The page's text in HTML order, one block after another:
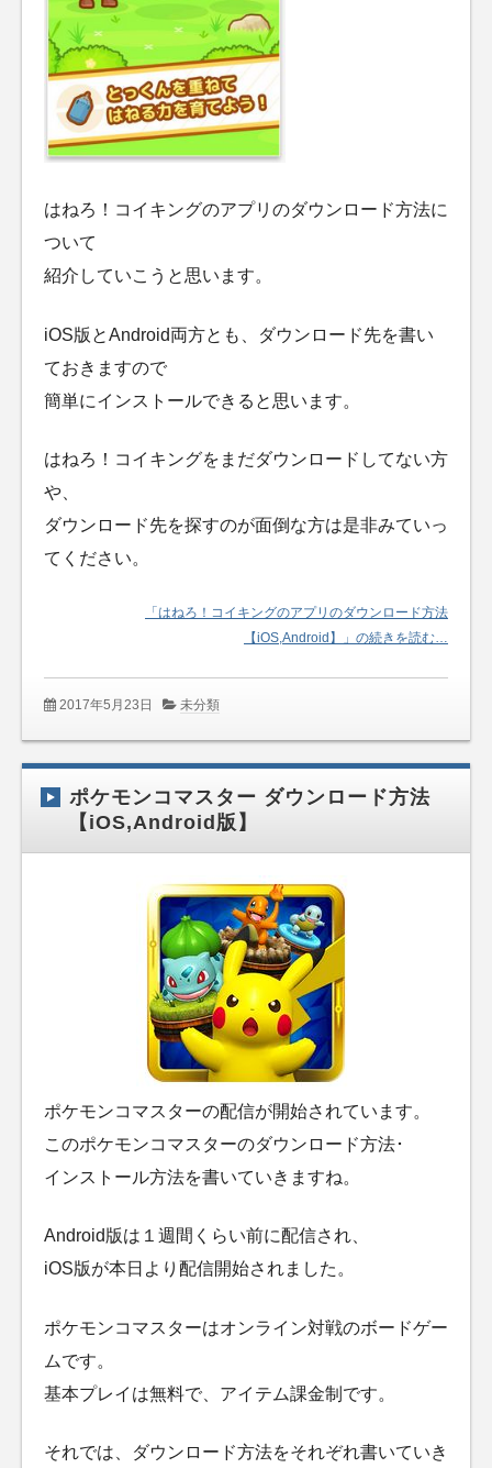
はねろ！コイキングのアプリのダウンロード方法に
ついて
紹介していこうと思います。
iOS版とAndroid両方とも、ダウンロード先を書い
ておきますので
簡単にインストールできると思います。
はねろ！コイキングをまだダウンロードしてない方
や、
ダウンロード先を探すのが面倒な方は是非みていっ
てください。
「はねろ！コイキングのアプリのダウンロード方法
【iOS,Android】」の続きを読む…
2017年5月23日 未分類
ポケモンコマスター ダウンロード方法
【iOS,Android版】
ポケモンコマスターの配信が開始されています。
このポケモンコマスターのダウンロード方法･
インストール方法を書いていきますね。
Android版は１週間くらい前に配信され、
iOS版が本日より配信開始されました。
ポケモンコマスターはオンライン対戦のボードゲー
ムです。
基本プレイは無料で、アイテム課金制です。
それでは、ダウンロード方法をそれぞれ書いていき